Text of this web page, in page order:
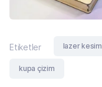
Etiketler lazer kesim
kupa çizim